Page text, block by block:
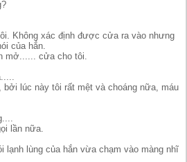
Không xác định được cửa ra vào nhưng
của hắn.
mở...... cửa cho tôi.
lúc này tôi rất mệt và choáng nữa, máu
lần nữa.
lạnh lùng của hắn vừa chạm vào màng nhĩ